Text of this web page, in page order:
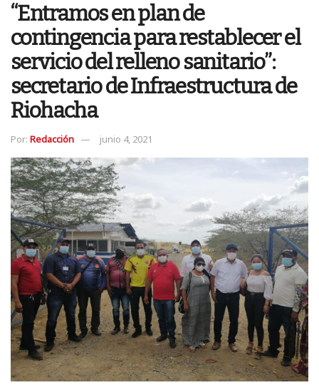
“Entramos en plan de
contingencia para restablecer el
servicio del relleno sanitario”:
secretario de Infraestructura de
Riohacha
Por: Redacción junio 4, 2021